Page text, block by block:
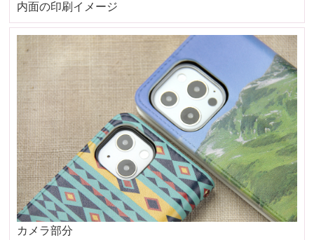
内面の印刷イメージ
カメラ部分